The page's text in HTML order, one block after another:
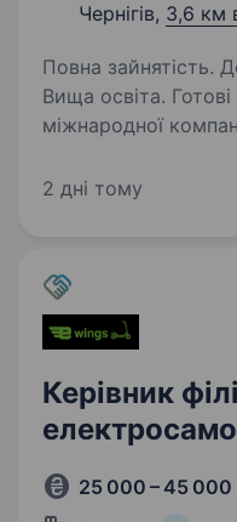
Чернігів, 3,6 км
Повна зайнятість.
Вища освіта. Готові доєднатись до
міжнародної
Ви отримаєте
2 дні тому
Керівник
25 000 – 45 000